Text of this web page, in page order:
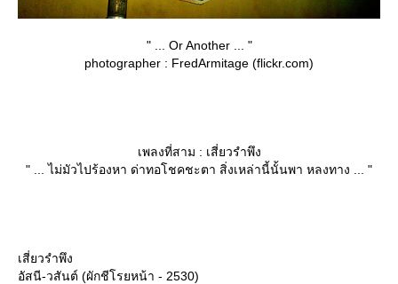
" ... Or Another ... "
photographer : FredArmitage (flickr.com)
เพลงที่สาม : เสี่ยวรำพึง
" ... ไม่มัวไปร้องหา ด่าทอโชคชะตา สิ่งเหล่านี้นั้นพา หลงทาง ... "
เสี่ยวรำพึง
อัสนี-วสันต์ (ผักชีโรยหน้า - 2530)